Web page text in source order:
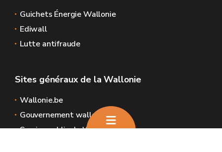
Guichets Énergie Wallonie
Ediwall
Lutte antifraude
Sites généraux de la Wallonie
Wallonie.be
Gouvernement wallon
Service public de Wallonie